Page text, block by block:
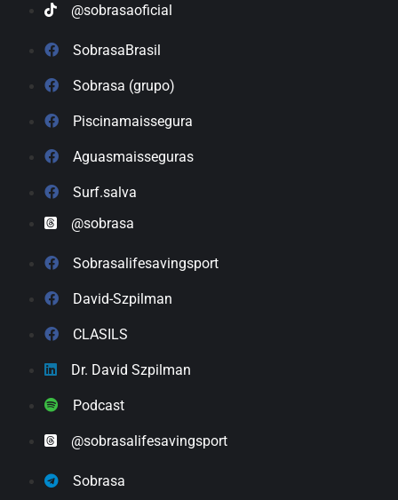
@sobrasaoficial
SobrasaBrasil
Sobrasa (grupo)
Piscinamaissegura
Aguasmaisseguras
Surf.salva
@sobrasa
Sobrasalifesavingsport
David-Szpilman
CLASILS
Dr. David Szpilman
Podcast
@sobrasalifesavingsport
Sobrasa